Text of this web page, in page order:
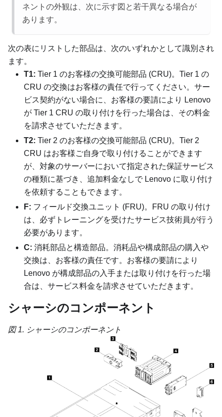
ネントの外観は、次に示す図と若干異なる場合が
あります。
次の表にリストした部品は、次のいずれかとして識別され
ます。
T1: Tier 1 のお客様の交換可能部品 (CRU)。Tier 1 の
CRU の交換はお客様の責任で行ってください。サー
ビス契約がない場合に、お客様の要請により Lenovo
が Tier 1 CRU の取り付けを行った場合は、その料金
を請求させていただきます。
T2: Tier 2 のお客様の交換可能部品 (CRU)。Tier 2
CRU はお客様ご自身で取り付けることができます
が、対象のサーバーにおいて指定された保証サービス
の種類に基づき、追加料金なしで Lenovo に取り付け
を依頼することもできます。
F: フィールド交換ユニット (FRU)。FRU の取り付け
は、必ずトレーニングを受けたサービス技術員が行う
必要があります。
C: 消耗部品と構造部品。消耗品や構成部品の購入や
交換は、お客様の責任です。お客様の要請により
Lenovo が構成部品の入手または取り付けを行った場
合は、サービス料金を請求させていただきます。
シャーシのコンポーネント
図 1. シャーシのコンポーネント